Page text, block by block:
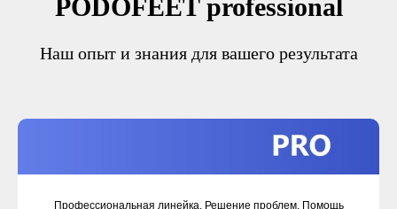
PODOFEET professional
Наш опыт и знания для вашего результата
Профессиональная линейка. Решение проблем. Помощь